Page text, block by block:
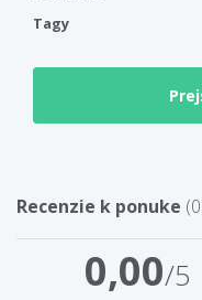
Tagy
Recenzie k ponuke
0,00/5